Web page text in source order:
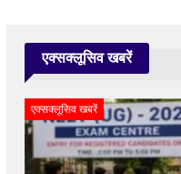
एक्सक्लूसिव खबरें
एक्सक्लूसिव खबरें